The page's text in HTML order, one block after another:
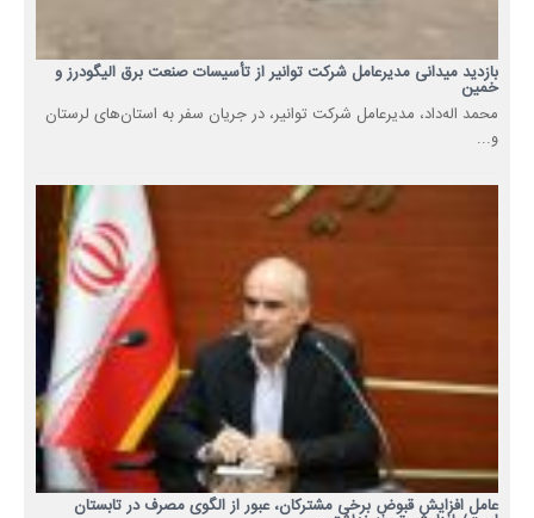
بازدید میدانی مدیرعامل شرکت توانیر از تأسیسات صنعت برق الیگودرز و
خمین
محمد اله‌داد، مدیرعامل شرکت توانیر، در جریان سفر به استان‌های لرستان
و...
عامل افزایش قبوض برخی مشترکان، عبور از الگوی مصرف در تابستان